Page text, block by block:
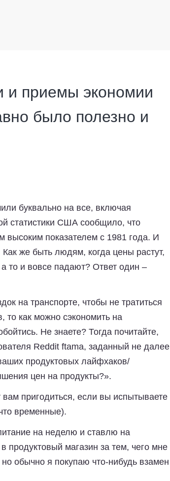
и приемы экономии
было полезно и
буквально на все, включая
статистики США сообщило, что
показателем с 1981 года. И
же быть людям, когда цены растут,
то и вовсе падают? Ответ один –
на транспорте, чтобы не тратиться
то как можно сэкономить на
Не знаете? Тогда почитайте,
Reddit ftama, заданный не далее
продуктовых лайфхаков/
цен на продукты?».
вам пригодиться, если вы испытываете
временные).
на неделю и ставлю на
продуктовый магазин за тем, чего мне
обычно я покупаю что-нибудь взамен